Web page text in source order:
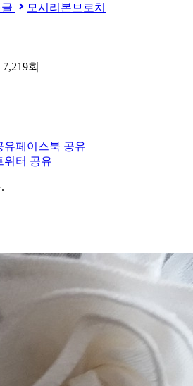
모시리본브로치
7,219회
페이스북 공유
위터 공유